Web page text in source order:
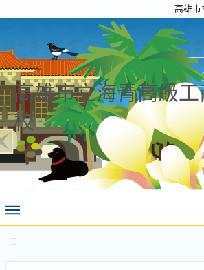
高雄市
高雄市立海青高級
校
:::